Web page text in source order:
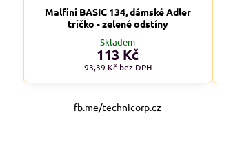
Malfini BASIC 134, dámské Adler
tričko - zelené odstíny
Skladem
113 Kč
93,39 Kč bez DPH
fb.me/technicorp.cz